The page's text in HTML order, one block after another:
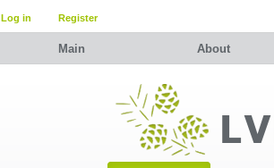
Log in Register
Main About